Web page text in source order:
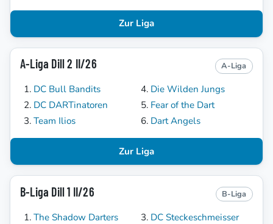
Zur Liga
A-Liga Dill 2 II/26 A-Liga
DC Bull Bandits
DC DARTinatoren
Team Ilios
Die Wilden Jungs
Fear of the Dart
Dart Angels
Zur Liga
B-Liga Dill 1 II/26 B-Liga
The Shadow Darters
DC Steckeschmeisser